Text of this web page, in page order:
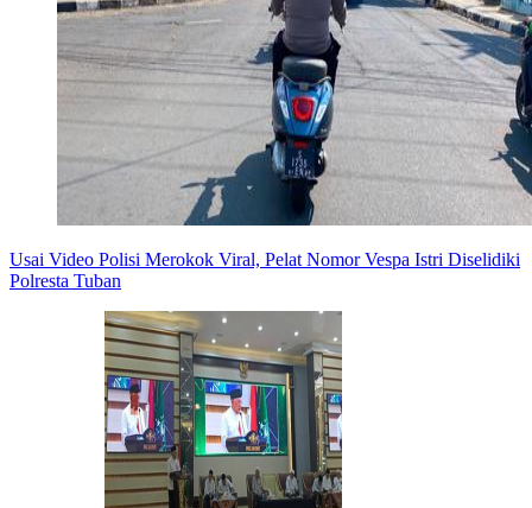
Usai Video Polisi Merokok Viral, Pelat Nomor Vespa Istri Diselidiki
Polresta Tuban